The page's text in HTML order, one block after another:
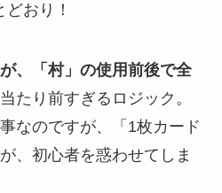
おり！
、「村」の使用前後で全
たり前すぎるロジック。
なのですが、「1枚カード
、初心者を惑わせてしま